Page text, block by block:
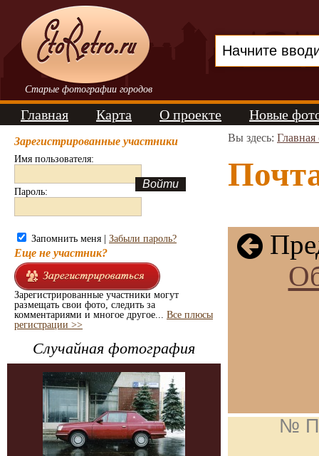
Старые фотографии городов
Главная Карта О проекте Новые
Зарегистрированные участники
Имя пользователя:
Пароль:
Запомнить меня | Забыли пароль?
Еще не участник?
Зарегистрированные участники могут
размещать свои фото, следить за
комментариями и многое другое... Все плюсы
регистрации >>
Случайная фотография
Вы здесь: Главная
№